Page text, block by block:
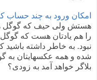
امکان ورود به چند حساب
هستش ولی حیف که گوگل
را هم یادتان هست که
نبود. به خاطر داشته
شده و همه عکسهایتان به
بلاگر خواهد آمد به زودی؟